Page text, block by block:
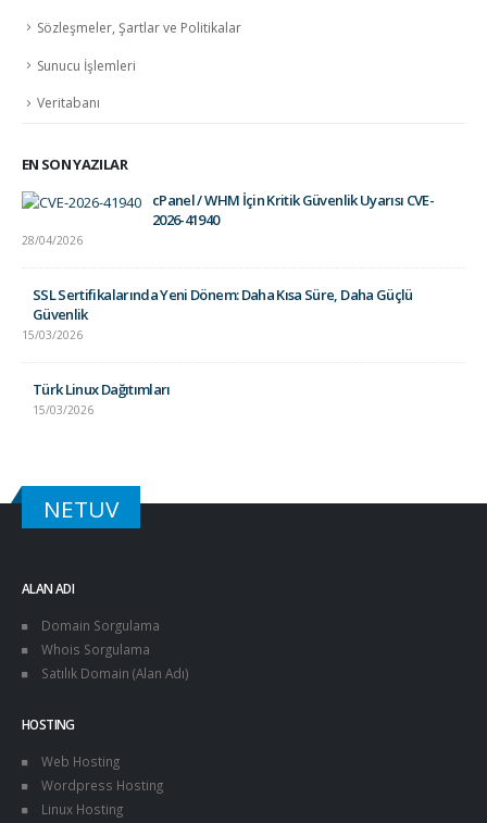
Sözleşmeler, Şartlar ve Politikalar
Sunucu İşlemleri
Veritabanı
EN SON YAZILAR
cPanel / WHM İçin Kritik Güvenlik Uyarısı CVE-
2026-41940
28/04/2026
SSL Sertifikalarında Yeni Dönem: Daha Kısa Süre, Daha Güçlü
Güvenlik
15/03/2026
Türk Linux Dağıtımları
15/03/2026
NETUV
ALAN ADI
Domain Sorgulama
Whois Sorgulama
Satılık Domain (Alan Adı)
HOSTING
Web Hosting
Wordpress Hosting
Linux Hosting